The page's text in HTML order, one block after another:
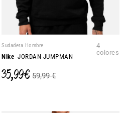
Sudadera Hombre
Nike JORDAN JUMPMAN
4
colores
35,99 € 59,99 €